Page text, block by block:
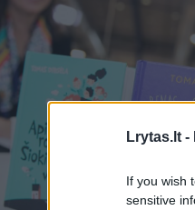
Lrytas.lt -
If you wish
sensitive